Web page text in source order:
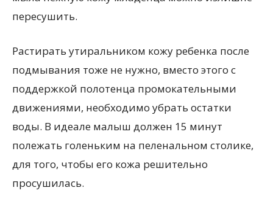
пересушить.
Растирать утиральником кожу ребенка после
подмывания тоже не нужно, вместо этого с
поддержкой полотенца промокательными
движениями, необходимо убрать остатки
воды. В идеале малыш должен 15 минут
полежать голеньким на пеленальном столике,
для того, чтобы его кожа решительно
просушилась.